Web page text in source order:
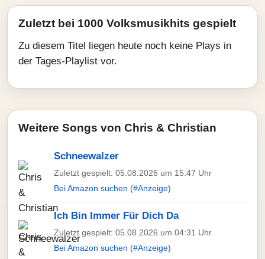
Zuletzt bei 1000 Volksmusikhits gespielt
Zu diesem Titel liegen heute noch keine Plays in
der Tages-Playlist vor.
Weitere Songs von Chris & Christian
Schneewalzer
Zuletzt gespielt: 05.08.2026 um 15:47 Uhr
Bei Amazon suchen (#Anzeige)
Ich Bin Immer Für Dich Da
Zuletzt gespielt: 05.08.2026 um 04:31 Uhr
Bei Amazon suchen (#Anzeige)